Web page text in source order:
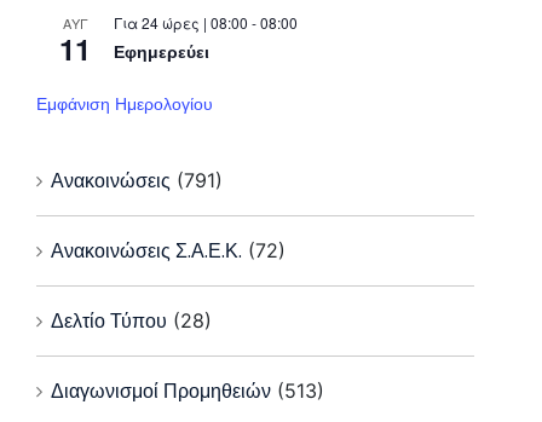
ΑΥΓ
11
Για 24 ώρες | 08:00 - 08:00
Εφημερεύει
Εμφάνιση Ημερολογίου
Ανακοινώσεις (791)
Ανακοινώσεις Σ.Α.Ε.Κ. (72)
Δελτίο Τύπου (28)
Διαγωνισμοί Προμηθειών (513)